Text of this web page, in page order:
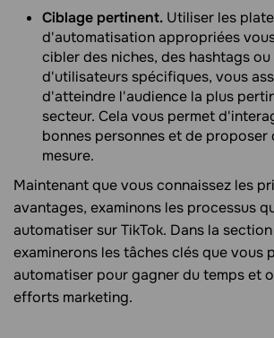
Ciblage pertinent. Utiliser les
d'automatisation appropriées
cibler des niches, des hashtags
d'utilisateurs spécifiques, vous
d'atteindre l'audience la plus
secteur. Cela vous permet
bonnes personnes et de proposer
mesure.
Maintenant que vous connaissez les
avantages, examinons les processus
automatiser sur TikTok. Dans la
examinerons les tâches clés que vous
automatiser pour gagner du temps et
efforts marketing.